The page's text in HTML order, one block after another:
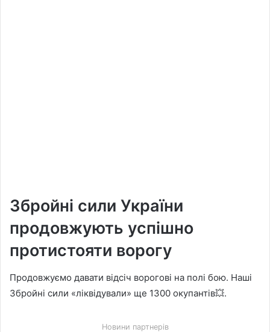
Збройні сили України
продовжують успішно
протистояти ворогу
Продовжуємо давати відсіч ворогові на полі бою. Наші
Збройні сили «ліквідували» ще 1300 окупантів💥.
Новини партнерів